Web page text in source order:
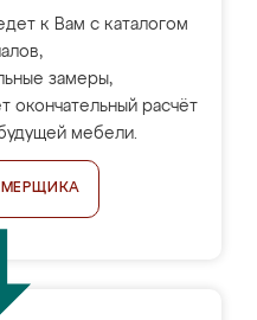
к Вам с каталогом
замеры,
окончательный расчёт
мебели.